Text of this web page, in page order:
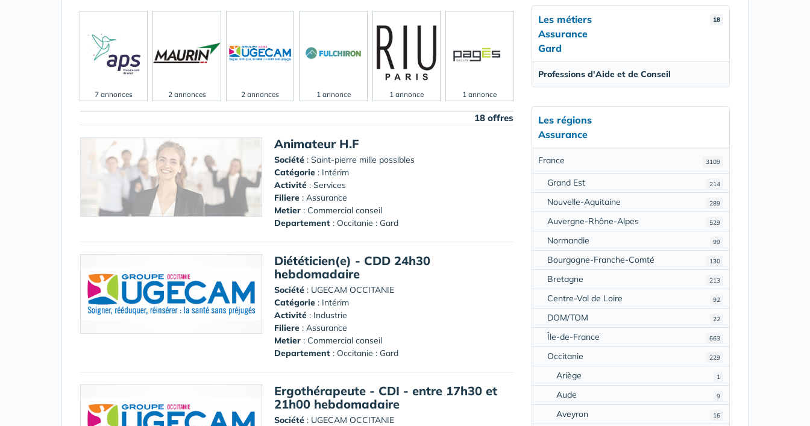
7 annonces 2 annonces 2 annonces 1 annonce 1 annonce 1 annonce
18 offres
Animateur H.F
Société : Saint-pierre mille possibles
Catégorie : Intérim
Activité : Services
Filiere : Assurance
Metier : Commercial conseil
Departement : Occitanie : Gard
Diététicien(e) - CDD 24h30
hebdomadaire
Société : UGECAM OCCITANIE
Catégorie : Intérim
Activité : Industrie
Filiere : Assurance
Metier : Commercial conseil
Departement : Occitanie : Gard
Ergothérapeute - CDI - entre 17h30 et
21h00 hebdomadaire
Société : UGECAM OCCITANIE
18
Les métiers
Assurance
Gard
Professions d'Aide et de Conseil
Les régions
Assurance
3109
France
214
Grand Est
289
Nouvelle-Aquitaine
529
Auvergne-Rhône-Alpes
99
Normandie
130
Bourgogne-Franche-Comté
213
Bretagne
92
Centre-Val de Loire
22
DOM/TOM
663
Île-de-France
229
Occitanie
1
Ariège
9
Aude
16
Aveyron